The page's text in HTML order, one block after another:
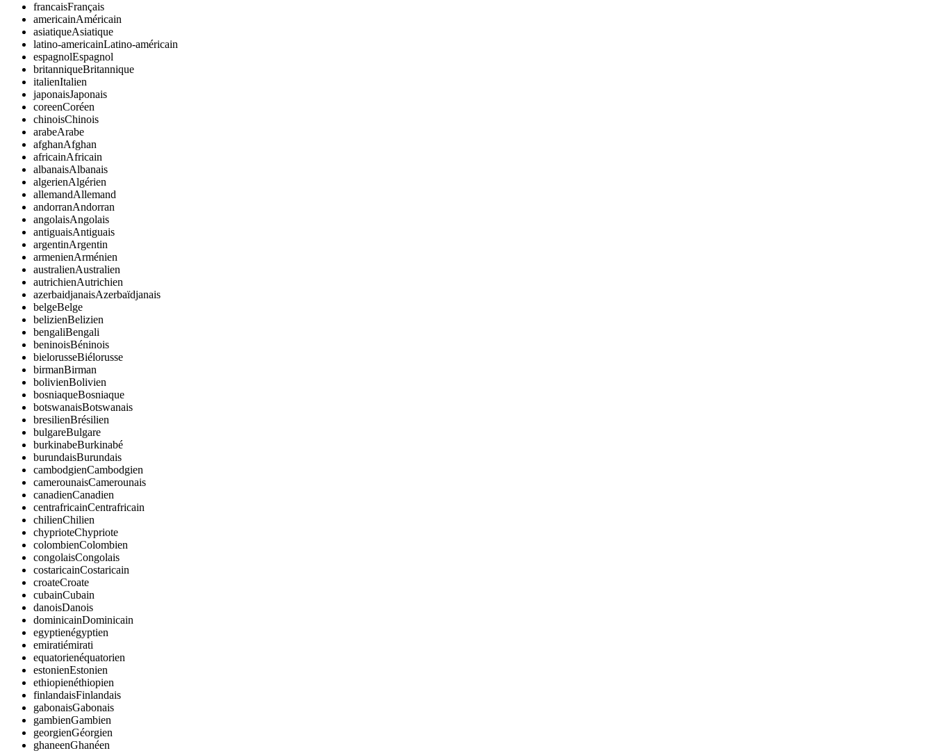
francaisFrançais
americainAméricain
asiatiqueAsiatique
latino-americainLatino-américain
espagnolEspagnol
britanniqueBritannique
italienItalien
japonaisJaponais
coreenCoréen
chinoisChinois
arabeArabe
afghanAfghan
africainAfricain
albanaisAlbanais
algerienAlgérien
allemandAllemand
andorranAndorran
angolaisAngolais
antiguaisAntiguais
argentinArgentin
armenienArménien
australienAustralien
autrichienAutrichien
azerbaidjanaisAzerbaïdjanais
belgeBelge
belizienBelizien
bengaliBengali
beninoisBéninois
bielorusseBiélorusse
birmanBirman
bolivienBolivien
bosniaqueBosniaque
botswanaisBotswanais
bresilienBrésilien
bulgareBulgare
burkinabeBurkinabé
burundaisBurundais
cambodgienCambodgien
camerounaisCamerounais
canadienCanadien
centrafricainCentrafricain
chilienChilien
chyprioteChypriote
colombienColombien
congolaisCongolais
costaricainCostaricain
croateCroate
cubainCubain
danoisDanois
dominicainDominicain
egyptienégyptien
emiratiémirati
equatorienéquatorien
estonienEstonien
ethiopienéthiopien
finlandaisFinlandais
gabonaisGabonais
gambienGambien
georgienGéorgien
ghaneenGhanéen